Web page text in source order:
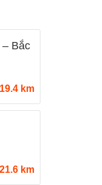
– Bắc
19.4 km
21.6 km